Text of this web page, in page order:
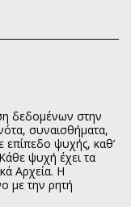
δεδομένων στην
συναισθήματα,
επίπεδο ψυχής, καθ’
ψυχή έχει τα
Αρχεία. Η
με την ρητή